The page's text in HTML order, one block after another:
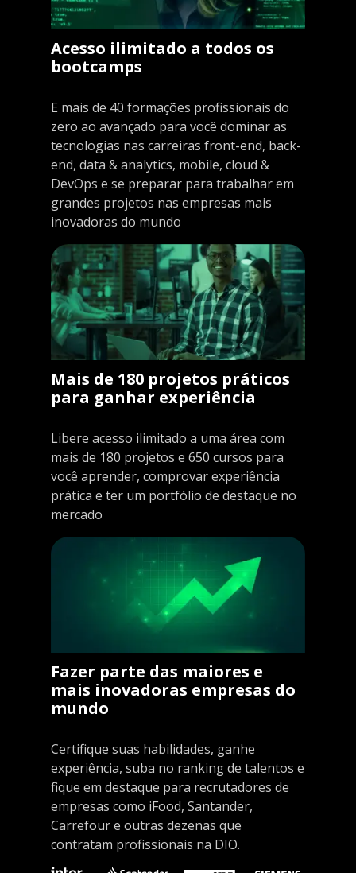
Acesso ilimitado a todos os
bootcamps
E mais de 40 formações profissionais do
zero ao avançado para você dominar as
tecnologias nas carreiras front-end, back-
end, data & analytics, mobile, cloud &
DevOps e se preparar para trabalhar em
grandes projetos nas empresas mais
inovadoras do mundo
Mais de 180 projetos práticos
para ganhar experiência
Libere acesso ilimitado a uma área com
mais de 180 projetos e 650 cursos para
você aprender, comprovar experiência
prática e ter um portfólio de destaque no
mercado
Fazer parte das maiores e
mais inovadoras empresas do
mundo
Certifique suas habilidades, ganhe
experiência, suba no ranking de talentos e
fique em destaque para recrutadores de
empresas como iFood, Santander,
Carrefour e outras dezenas que
contratam profissionais na DIO.